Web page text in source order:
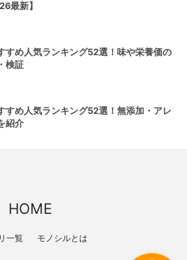
最新】
すめ人気ランキング52選！味や栄養価の
検証
すめ人気ランキング52選！無添加・アレ
紹介
HOME
一覧 モノシルとは